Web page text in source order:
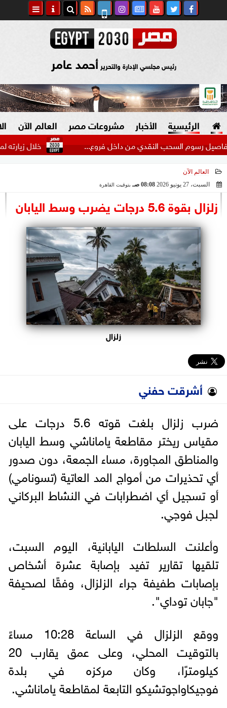
رئيس مجلسي الإدارة والتحرير أحمد عامر
الرئيسية الأخبار
السياسة
الرئاسة
البرلمان
الوزارات
الأحزاب
مشروعات مصر
صنع في مصر
العالم الآن
خلال زيارته لمطروح..
العالم الآن
السبت، 27 يونيو 2026
08:08 صـ بتوقيت القاهرة
زلزال بقوة 5.6 درجات يضرب وسط اليابان
زلزال
أشرقت حفني
ضرب زلزال بلغت قوته 5.6 درجات على
مقياس ريختر مقاطعة ياماناشي وسط اليابان
والمناطق المجاورة، مساء الجمعة، دون صدور
أي تحذيرات من أمواج المد العاتية (تسونامي)
أو تسجيل أي اضطرابات في النشاط البركاني
لجبل فوجي.
وأعلنت السلطات اليابانية، اليوم السبت،
تلقيها تقارير تفيد بإصابة عشرة أشخاص
بإصابات طفيفة جراء الزلزال، وفقًا لصحيفة
"جابان توداي".
ووقع الزلزال في الساعة 10:28 مساءً
بالتوقيت المحلي، وعلى عمق يقارب 20
كيلومترًا، وكان مركزه في بلدة
فوجيكاواجوتشيكو التابعة لمقاطعة ياماناشي.